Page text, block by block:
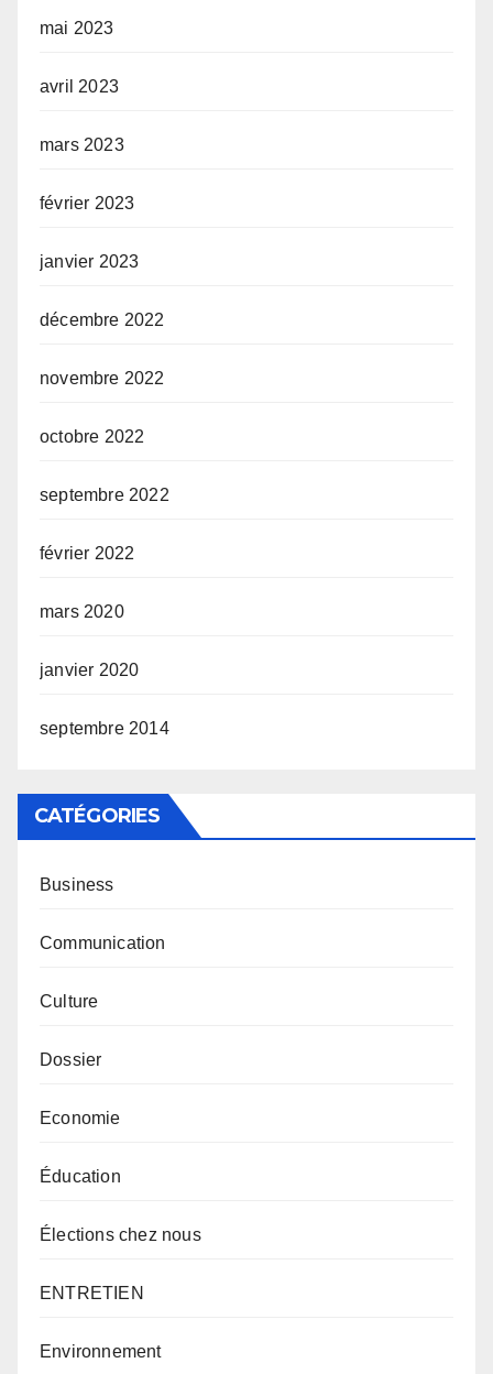
mai 2023
avril 2023
mars 2023
février 2023
janvier 2023
décembre 2022
novembre 2022
octobre 2022
septembre 2022
février 2022
mars 2020
janvier 2020
septembre 2014
CATÉGORIES
Business
Communication
Culture
Dossier
Economie
Éducation
Élections chez nous
ENTRETIEN
Environnement